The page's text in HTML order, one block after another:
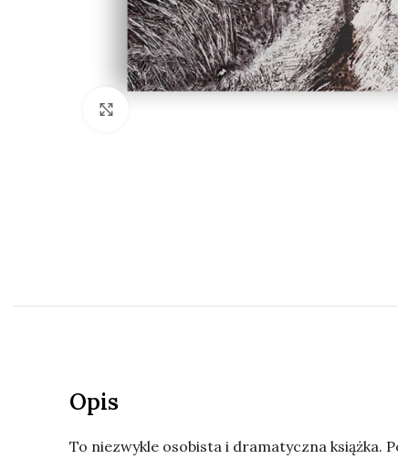
Opis
To niezwykle osobista i dramatyczna książka.